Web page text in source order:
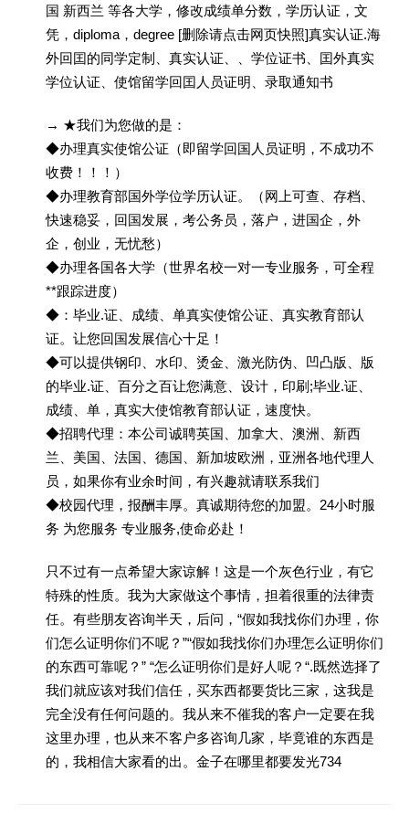
国 新西兰 等各大学，修改成绩单分数，学历认证，文
凭，diploma，degree [删除请点击网页快照]真实认证.海
外回囯的同学定制、真实认证、、学位证书、囯外真实
学位认证、使馆留学回囯人员证明、录取通知书
→ ★我们为您做的是：
◆办理真实使馆公证（即留学回国人员证明，不成功不
收费！！！）
◆办理教育部国外学位学历认证。（网上可查、存档、
快速稳妥，回国发展，考公务员，落户，进国企，外
企，创业，无忧愁）
◆办理各国各大学（世界名校一对一专业服务，可全程
**跟踪进度）
◆：毕业.证、成绩、单真实使馆公证、真实教育部认
证。让您回国发展信心十足！
◆可以提供钢印、水印、烫金、激光防伪、凹凸版、版
的毕业.证、百分之百让您满意、设计，印刷;毕业.证、
成绩、单，真实大使馆教育部认证，速度快。
◆招聘代理：本公司诚聘英国、加拿大、澳洲、新西
兰、美国、法国、德国、新加坡欧洲，亚洲各地代理人
员，如果你有业余时间，有兴趣就请联系我们
◆校园代理，报酬丰厚。真诚期待您的加盟。24小时服
务 为您服务 专业服务,使命必赴！
只不过有一点希望大家谅解！这是一个灰色行业，有它
特殊的性质。我为大家做这个事情，担着很重的法律责
任。有些朋友咨询半天，后问，“假如我找你们办理，你
们怎么证明你们不呢？”“假如我找你们办理怎么证明你们
的东西可靠呢？” “怎么证明你们是好人呢？“.既然选择了
我们就应该对我们信任，买东西都要货比三家，这我是
完全没有任何问题的。我从来不催我的客户一定要在我
这里办理，也从来不客户多咨询几家，毕竟谁的东西是
的，我相信大家看的出。金子在哪里都要发光734